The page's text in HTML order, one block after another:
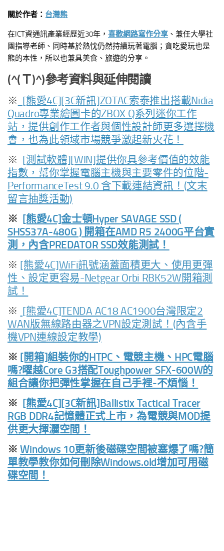
關於作者： 台灣熊
在ICT資通訊產業經歷近30年， 喜歡網路寫作分享 、兼任大學社
團指導老師、同時基於熱忱仍然持續玩著電腦；貪吃愛玩也是
熊的本性，所以也兼具美食、旅遊的分享。
(^(Ｔ)^)參考資料與延伸閱讀
※ [熊愛4C][3C新訊]ZOTAC索泰推出搭載Nidia
Quadro專業繪圖卡的ZBOX Q系列迷你工作
站，提供創作工作者與個性設計師更多選擇機
會，也為此領域市場競爭激起新火花！
※ [測試軟體][WIN]提供你具參考價值的效能
指數，幫你掌握電腦主機與主要零件的位階-
PerformanceTest 9.0 含下載連結資訊！(文末
留言抽獎活動)
※ [熊愛4C]金士頓Hyper SAVAGE SSD (
SHSS37A-480G ) 開箱在AMD R5 2400G平台實
測，內含PREDATOR SSD效能測試！
※ [熊愛4C]WiFi訊號涵蓋面積更大、使用更彈
性、設定更容易-Netgear Orbi RBK52W開箱測
試！
※ [熊愛4C]TENDA AC18 AC1900台灣限定2
WAN版無線路由器之VPN設定測試！(內含手
機VPN連線設定教學)
※ [開箱]組裝你的HTPC、電競主機、HPC電腦
嗎?曜越Core G3搭配Toughpower SFX-600W的
組合讓你把彈性掌握在自己手裡-不煩惱！
※ [熊愛4C][3C新訊]Ballistix Tactical Tracer
RGB DDR4記憶體正式上市，為電競與MOD提
供更大揮灑空間！
※Windows 10更新後磁碟空間被塞爆了嗎?簡
單教學教你如何刪除Windows.old增加可用磁
碟空間！